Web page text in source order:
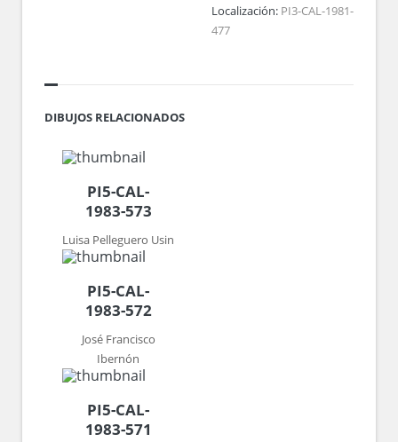
Localización: PI3-CAL-1981-
477
DIBUJOS RELACIONADOS
PI5-CAL-
1983-573
Luisa Pelleguero Usin
PI5-CAL-
1983-572
José Francisco
Ibernón
PI5-CAL-
1983-571